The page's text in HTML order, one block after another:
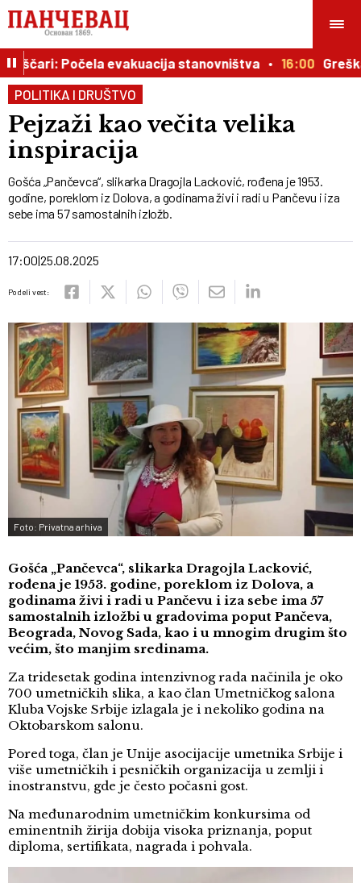
Počela evakuacija stanovništva 16:00 Greška
POLITIKA I DRUŠTVO
Pejzaži kao večita velika
inspiracija
Gošća „Pančevca“, slikarka Dragojla Lacković, rođena je 1953.
godine, poreklom iz Dolova, a godinama živi i radi u Pančevu i iza
sebe ima 57 samostalnih izložb.
17:00 25.08.2025
Podeli vest:
Foto: Privatna arhiva
Gošća „Pančevca“, slikarka Dragojla Lacković,
rođena je 1953. godine, poreklom iz Dolova, a
godinama živi i radi u Pančevu i iza sebe ima 57
samostalnih izložbi u gradovima poput Pančeva,
Beograda, Novog Sada, kao i u mnogim drugim što
većim, što manjim sredinama.
Za tridesetak godina intenzivnog rada načinila je oko
700 umetničkih slika, a kao član Umetničkog salona
Kluba Vojske Srbije izlagala je i nekoliko godina na
Oktobarskom salonu.
Pored toga, član je Unije asocijacije umetnika Srbije i
više umetničkih i pesničkih organizacija u zemlji i
inostranstvu, gde je često počasni gost.
Na međunarodnim umetničkim konkursima od
eminentnih žirija dobija visoka priznanja, poput
diploma, sertifikata, nagrada i pohvala.